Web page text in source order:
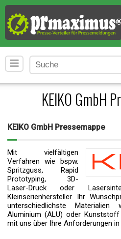
KEIKO GmbH
KEIKO GmbH Pressemappe
Mit vielfältigen
Verfahren wie bspw.
Spritzguss, Rapid
Prototyping, 3D-
Laser-Druck oder
Kleinserienhersteller Ihr
unterschiedlichste
Aluminium (ALU) oder
mit uns über Ihre Anforderungen in